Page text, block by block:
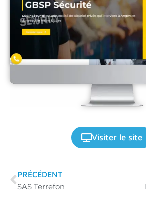
Visiter le site
PRÉCÉDENT
SAS Terrefon